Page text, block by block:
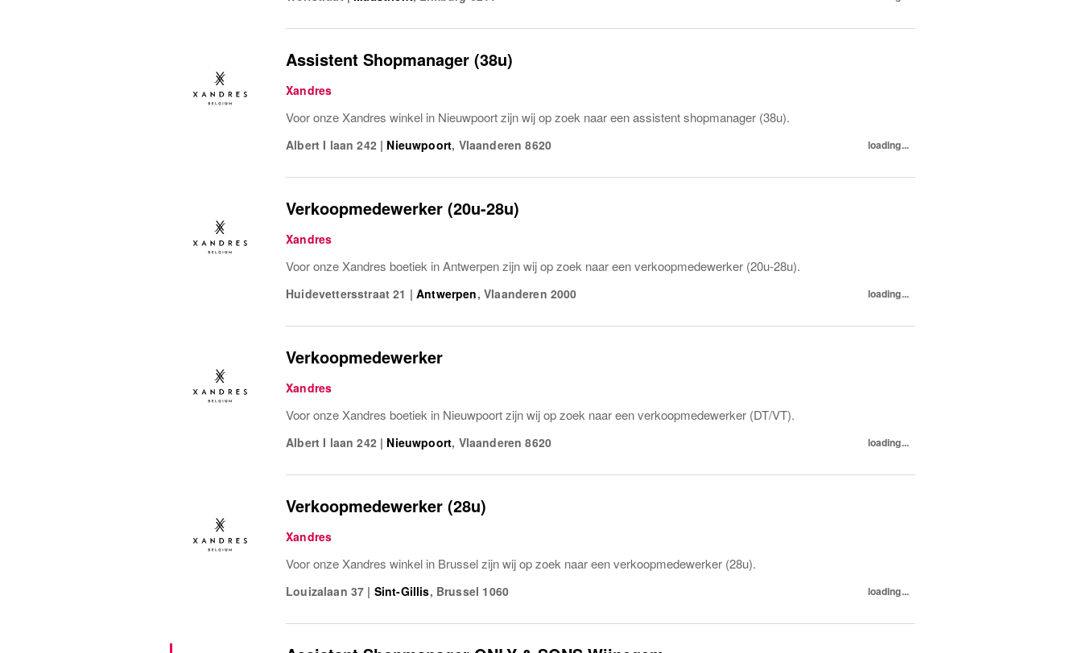
Assistent Shopmanager (38u)
Xandres
Voor onze Xandres winkel in Nieuwpoort zijn wij op zoek naar een assistent shopmanager (38u).
Albert I laan 242 | Nieuwpoort, Vlaanderen 8620 loading...
Verkoopmedewerker (20u-28u)
Xandres
Voor onze Xandres boetiek in Antwerpen zijn wij op zoek naar een verkoopmedewerker (20u-28u).
Huidevettersstraat 21 | Antwerpen,Vlaanderen 2000 loading...
Verkoopmedewerker
Xandres
Voor onze Xandres boetiek in Nieuwpoort zijn wij op zoek naar een verkoopmedewerker (DT/VT).
Albert I laan 242 | Nieuwpoort, Vlaanderen 8620 loading...
Verkoopmedewerker (28u)
Xandres
Voor onze Xandres winkel in Brussel zijn wij op zoek naar een verkoopmedewerker (28u).
Louizalaan 37 | Sint-Gillis, Brussel 1060 loading...